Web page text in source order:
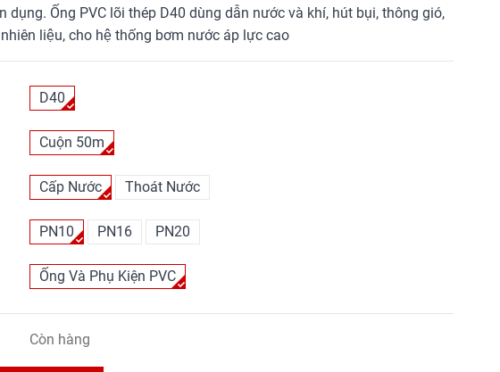
dụng. Ống PVC lõi thép D40 dùng dẫn nước và khí, hút bụi, thông gió,
liệu, cho hệ thống bơm nước áp lực cao
D40
Cuộn 50m
Cấp Nước Thoát Nước
PN10 PN16 PN20
Ống Và Phụ Kiện PVC
Còn hàng